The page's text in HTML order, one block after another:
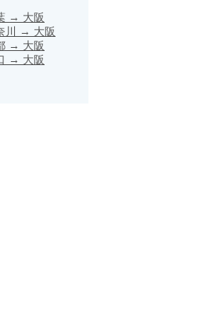
→ 大阪
川 → 大阪
→ 大阪
→ 大阪